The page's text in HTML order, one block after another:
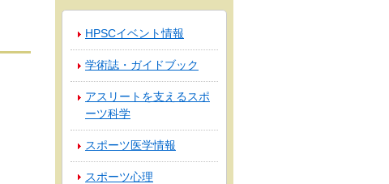
HPSCイベント情報
学術誌・ガイドブック
アスリートを支えるスポ
ーツ科学
スポーツ医学情報
スポーツ心理